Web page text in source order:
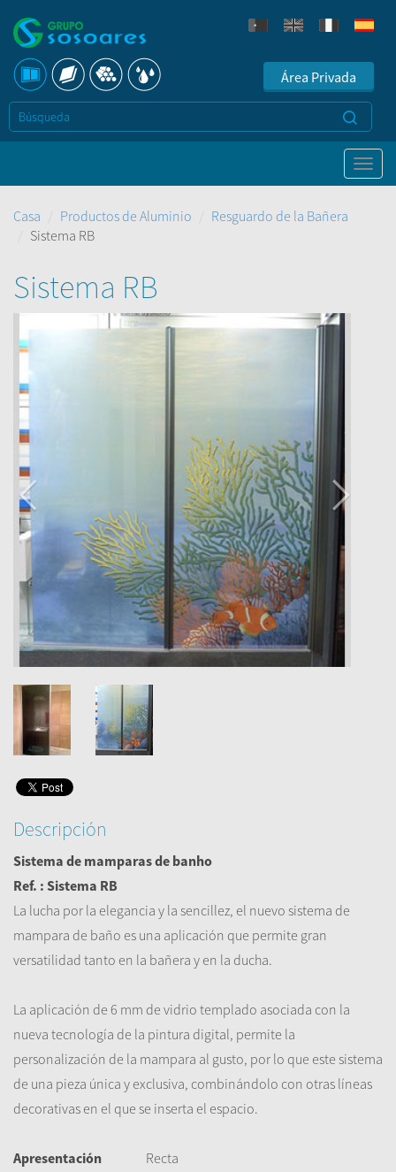
Área Privada
Casa Productos de Aluminio
Resguardo de la Bañera
Sistema RB
Sistema RB
Descripción
Sistema de mamparas de banho
Ref. : Sistema RB
La lucha por la elegancia y la sencillez, el nuevo sistema de
mampara de baño es una aplicación que permite gran
versatilidad tanto en la bañera y en la ducha.
La aplicación de 6 mm de vidrio templado asociada con la
nueva tecnología de la pintura digital, permite la
personalización de la mampara al gusto, por lo que este sistema
de una pieza única y exclusiva, combinándolo con otras líneas
decorativas en el que se inserta el espacio.
Apresentación
Recta